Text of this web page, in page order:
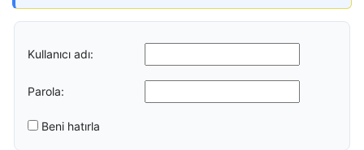
Kullanıcı adı:
Parola:
Beni hatırla